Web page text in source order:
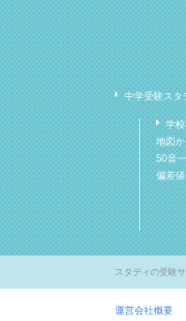
中学受験スタ
学
地図
50音
偏差
スタディの受験サ
運営会社概要